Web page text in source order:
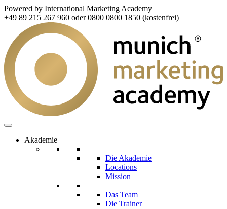
Powered by International Marketing Academy
+49 89 215 267 960 oder 0800 0800 1850 (kostenfrei)
Akademie
Die Akademie
Locations
Mission
Das Team
Die Trainer